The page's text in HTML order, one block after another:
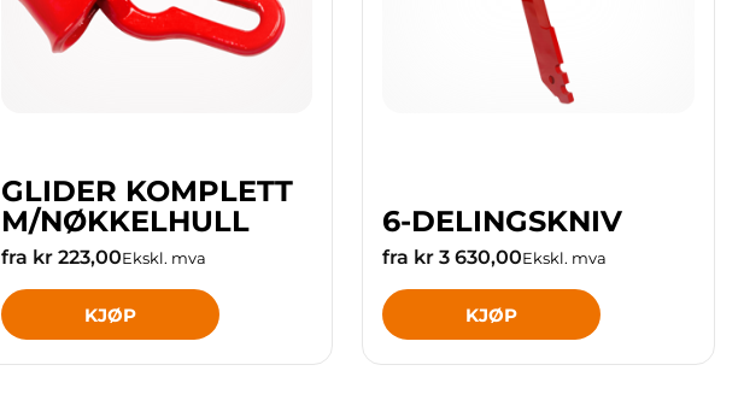
GLIDER KOMPLETT
M/NØKKELHULL
fra kr 223,00Ekskl. mva
KJØP
6-DELINGSKNIV
fra kr 3 630,00Ekskl. mva
KJØP